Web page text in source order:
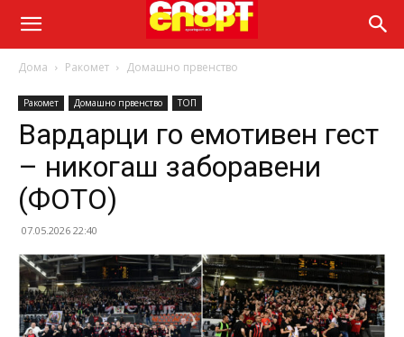
Дома Ракомет Домашно првенство
Ракомет Домашно првенство ТОП
Вардарци го емотивен гест
– никогаш заборавени
(ФОТО)
07.05.2026 22:40